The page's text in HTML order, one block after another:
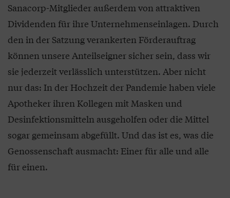
Sanacorp-Mitglieder außerdem von attraktiven
Dividenden für ihre Unternehmenseinlagen. Durch
den in der Satzung verankerten Förderauftrag
können unsere Anteilseigner sicher sein, dass wir
sie jederzeit verlässlich unterstützen. Aber nicht
nur das: In der Hochzeit der Pandemie haben viele
Apotheker ihren Kollegen mit Masken und
Desinfektionsmitteln ausgeholfen oder die Mittel
sogar gemeinsam abgefüllt. Und das ist es, was die
Genossenschaft ausmacht: Einer für alle und alle
für einen.